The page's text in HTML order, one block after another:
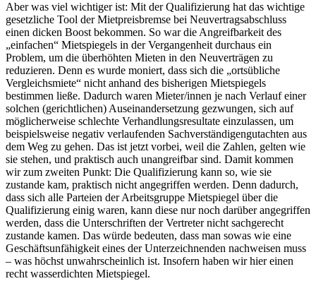
Aber was viel wichtiger ist: Mit der Qualifizierung hat das wichtige
gesetzliche Tool der Mietpreisbremse bei Neuvertragsabschluss
einen dicken Boost bekommen. So war die Angreifbarkeit des
„einfachen“ Mietspiegels in der Vergangenheit durchaus ein
Problem, um die überhöhten Mieten in den Neuverträgen zu
reduzieren. Denn es wurde moniert, dass sich die „ortsübliche
Vergleichsmiete“ nicht anhand des bisherigen Mietspiegels
bestimmen ließe. Dadurch waren Mieter/innen je nach Verlauf einer
solchen (gerichtlichen) Auseinandersetzung gezwungen, sich auf
möglicherweise schlechte Verhandlungsresultate einzulassen, um
beispielsweise negativ verlaufenden Sachverständigengutachten aus
dem Weg zu gehen. Das ist jetzt vorbei, weil die Zahlen, gelten wie
sie stehen, und praktisch auch unangreifbar sind. Damit kommen
wir zum zweiten Punkt: Die Qualifizierung kann so, wie sie
zustande kam, praktisch nicht angegriffen werden. Denn dadurch,
dass sich alle Parteien der Arbeitsgruppe Mietspiegel über die
Qualifizierung einig waren, kann diese nur noch darüber angegriffen
werden, dass die Unterschriften der Vertreter nicht sachgerecht
zustande kamen. Das würde bedeuten, dass man sowas wie eine
Geschäftsunfähigkeit eines der Unterzeichnenden nachweisen muss
– was höchst unwahrscheinlich ist. Insofern haben wir hier einen
recht wasserdichten Mietspiegel.